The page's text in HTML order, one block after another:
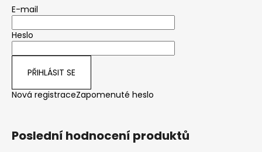
E-mail
Heslo
PŘIHLÁSIT SE
Nová registraceZapomenuté heslo
Poslední hodnocení produktů